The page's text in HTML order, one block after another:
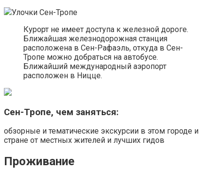
Улочки Сен-Тропе
Курорт не имеет доступа к железной дороге.
Ближайшая железнодорожная станция
расположена в Сен-Рафаэль, откуда в Сен-
Тропе можно добраться на автобусе.
Ближайший международный аэропорт
расположен в Ницце.
Сен-Тропе, чем заняться:
обзорные и тематические экскурсии в этом городе и
стране от местных жителей и лучших гидов
Проживание